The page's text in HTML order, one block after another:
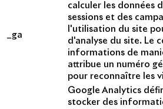
_ga
calculer les données
sessions et des
l'utilisation du site
d'analyse du site. Le
informations de
attribue un numéro
pour reconnaître les
Google Analytics
stocker des